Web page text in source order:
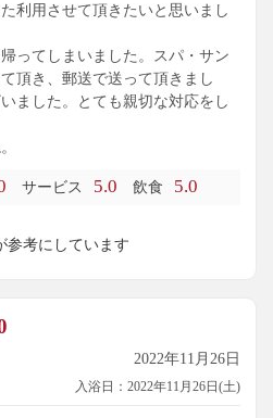
利用させて頂きたいと思いまし
ってしまいました。スパ・サン
頂き、郵送で送って頂きまし
ました。とても親切な対応をし
サービス 5.0 飲食 5.0
参考にしています
2022年11月26日
入浴日：2022年11月26日(土)